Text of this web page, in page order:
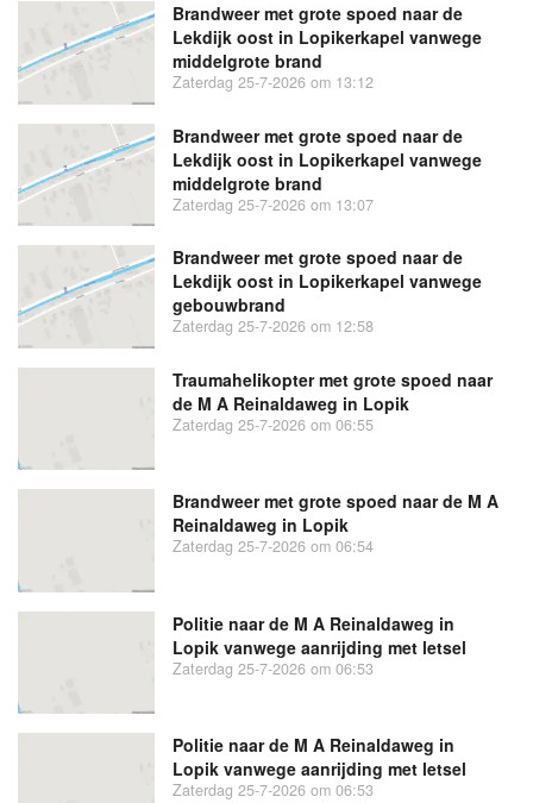
Brandweer met grote spoed naar de
Lekdijk oost in Lopikerkapel vanwege
middelgrote brand
Zaterdag 25-7-2026 om 13:12
Brandweer met grote spoed naar de
Lekdijk oost in Lopikerkapel vanwege
middelgrote brand
Zaterdag 25-7-2026 om 13:07
Brandweer met grote spoed naar de
Lekdijk oost in Lopikerkapel vanwege
gebouwbrand
Zaterdag 25-7-2026 om 12:58
Traumahelikopter met grote spoed naar
de M A Reinaldaweg in Lopik
Zaterdag 25-7-2026 om 06:55
Brandweer met grote spoed naar de M A
Reinaldaweg in Lopik
Zaterdag 25-7-2026 om 06:54
Politie naar de M A Reinaldaweg in
Lopik vanwege aanrijding met letsel
Zaterdag 25-7-2026 om 06:53
Politie naar de M A Reinaldaweg in
Lopik vanwege aanrijding met letsel
Zaterdag 25-7-2026 om 06:53